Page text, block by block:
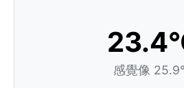
感覺像